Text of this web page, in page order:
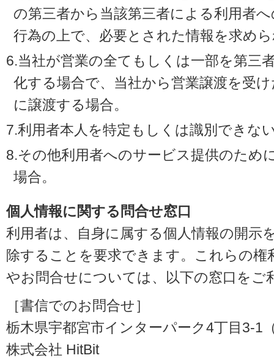
の第三者から当該第三者による利用者
行為の上で、必要とされた情報を求め
6.当社が営業の全てもしくは一部を第三
化する場合で、当社から営業譲渡を受
に譲渡する場合。
7.利用者本人を特定もしくは識別できな
8.その他利用者へのサービス提供のため
場合。
個人情報に関する問合せ窓口
利用者は、自身に属する個人情報の開示
除することを要求できます。これらの権
やお問合せについては、以下の窓口をご
［書信でのお問合せ］
栃木県宇都宮市インターパーク4丁目3-1
株式会社 HitBit